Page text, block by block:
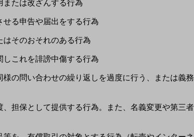
または改ざんする行為
る申告や届出をする行為
はそのおそれのある行為
これを誹謗中傷する行為
の問い合わせの繰り返しを過度に行う、または義
担保として提供する行為。また、名義変更や第三